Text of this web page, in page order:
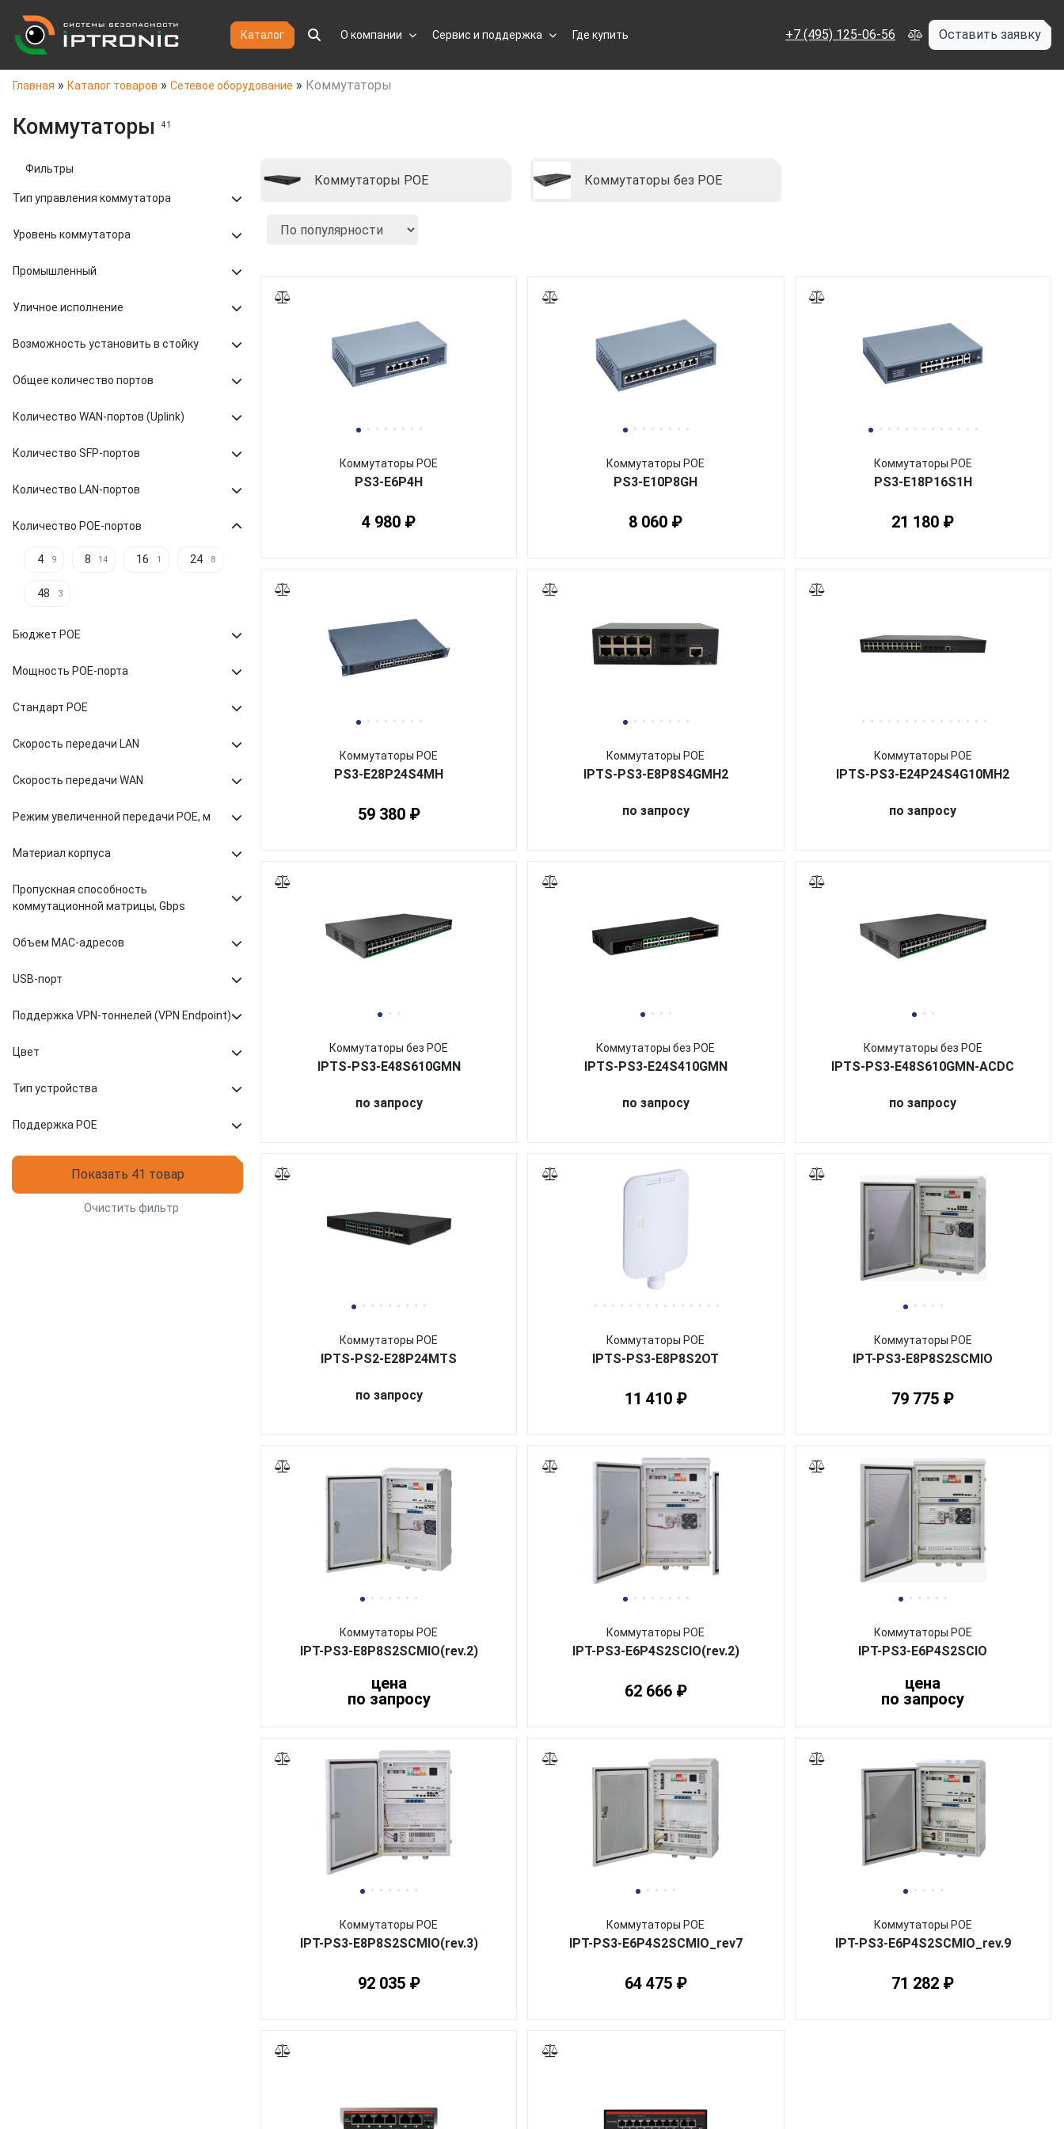
Каталог О компании Сервис и поддержка Где купить +7 (495) 125-06-56 Оставить заявку
Главная » Каталог товаров » Сетевое оборудование » Коммутаторы
Коммутаторы 41
Фильтры
Тип управления коммутатора
Уровень коммутатора
Промышленный
Уличное исполнение
Возможность установить в стойку
Общее количество портов
Количество WAN-портов (Uplink)
Количество SFP-портов
Количество LAN-портов
Количество POE-портов
4 9 8 14 16 1 24 8
48 3
Бюджет POE
Мощность POE-порта
Стандарт POE
Скорость передачи LAN
Скорость передачи WAN
Режим увеличенной передачи POE, м
Материал корпуса
Пропускная способность
коммутационной матрицы, Gbps
Объем MAC-адресов
USB-порт
Поддержка VPN-тоннелей (VPN Endpoint)
Цвет
Тип устройства
Поддержка POE
Показать 41 товар
Очистить фильтр
Коммутаторы POE Коммутаторы без POE
Коммутаторы POE
PS3-E6P4H
4 980 ₽
Коммутаторы POE
PS3-E10P8GH
8 060 ₽
Коммутаторы POE
PS3-E18P16S1H
21 180 ₽
Коммутаторы POE
PS3-E28P24S4MH
59 380 ₽
Коммутаторы POE
IPTS-PS3-E8P8S4GMH2
по запросу
Коммутаторы POE
IPTS-PS3-E24P24S4G10MH2
по запросу
Коммутаторы без POE
IPTS-PS3-E48S610GMN
по запросу
Коммутаторы без POE
IPTS-PS3-E24S410GMN
по запросу
Коммутаторы без POE
IPTS-PS3-E48S610GMN-ACDC
по запросу
Коммутаторы POE
IPTS-PS2-E28P24MTS
по запросу
Коммутаторы POE
IPTS-PS3-E8P8S2OT
11 410 ₽
Коммутаторы POE
IPT-PS3-E8P8S2SCMIO
79 775 ₽
Коммутаторы POE
IPT-PS3-E8P8S2SCMIO(rev.2)
цена
по запросу
Коммутаторы POE
IPT-PS3-E6P4S2SCIO(rev.2)
62 666 ₽
Коммутаторы POE
IPT-PS3-E6P4S2SCIO
цена
по запросу
Коммутаторы POE
IPT-PS3-E8P8S2SCMIO(rev.3)
92 035 ₽
Коммутаторы POE
IPT-PS3-E6P4S2SCMIO_rev7
64 475 ₽
Коммутаторы POE
IPT-PS3-E6P4S2SCMIO_rev.9
71 282 ₽